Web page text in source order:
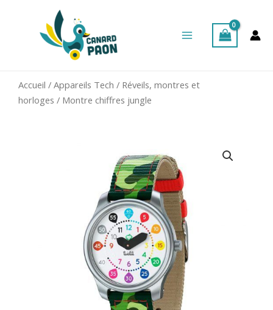
Menu
Accueil / Appareils Tech / Réveils, montres et
horloges / Montre chiffres jungle